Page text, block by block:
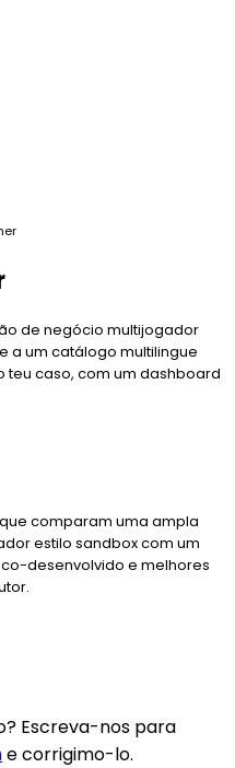
de negócio multijogador
a um catálogo multilingue
caso, com um dashboard
comparam uma ampla
estilo sandbox com um
desenvolvido e melhores
Escreva-nos para
e corrigimo-lo.